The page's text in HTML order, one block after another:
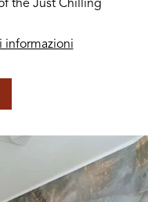
the Just Chilling
informazioni